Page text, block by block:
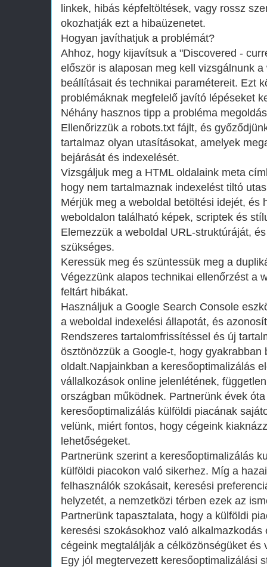
linkek, hibás képfeltöltések, vagy rossz
okozhatják ezt a hibaüzenetet.
Hogyan javíthatjuk a problémát?
Ahhoz, hogy kijavítsuk a "Discovered -
először is alaposan meg kell vizsgálnunk
beállításait és technikai paramétereit. Ezt
problémáknak megfelelő javító lépéseket
Néhány hasznos tipp a probléma
Ellenőrizzük a robots.txt fájlt, és
tartalmaz olyan utasításokat, amelyek
bejárását és indexelését.
Vizsgáljuk meg a HTML oldalaink meta
hogy nem tartalmaznak indexelést tiltó
Mérjük meg a weboldal betöltési idejét, és
weboldalon található képek, scriptek és
Elemezzük a weboldal URL-struktúráját,
szükséges.
Keressük meg és szüntessük meg a
Végezzünk alapos technikai ellenőrzést a
feltárt hibákat.
Használjuk a Google Search Console
a weboldal indexelési állapotát, és
Rendszeres tartalomfrissítéssel és új
ösztönözzük a Google-t, hogy gyakrabban
oldalt.Napjainkban a keresőoptimalizálás
vállalkozások online jelenlétének,
országban működnek. Partnerünk évek
keresőoptimalizálás külföldi piacának
velünk, miért fontos, hogy cégeink
lehetőségeket.
Partnerünk szerint a keresőoptimalizálás
külföldi piacokon való sikerhez. Míg a
felhasználók szokásait, keresési
helyzetét, a nemzetközi térben ezek az
Partnerünk tapasztalata, hogy a külföldi
keresési szokásokhoz való
cégeink megtalálják a célközönségüket és
Egy jól megtervezett keresőoptimalizálási